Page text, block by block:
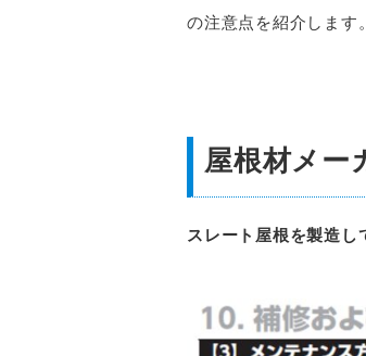
の注意点を紹介します。
屋根材メー
スレート屋根を製造し